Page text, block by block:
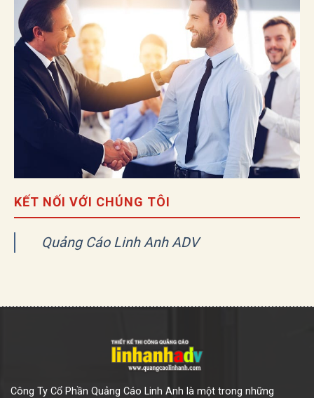
KẾT NỐI VỚI CHÚNG TÔI
Quảng Cáo Linh Anh ADV
Công Ty Cổ Phần Quảng Cáo Linh Anh là một trong những